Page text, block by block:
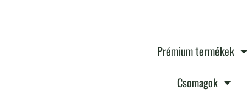
Prémium termékek
Csomagok